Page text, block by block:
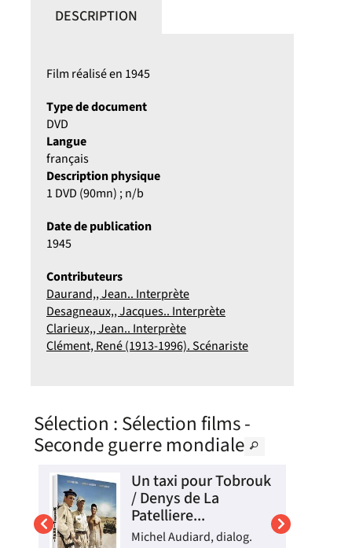
DESCRIPTION
Film réalisé en 1945
Type de document
DVD
Langue
français
Description physique
1 DVD (90mn) ; n/b
Date de publication
1945
Contributeurs
Daurand,, Jean.. Interprète
Desagneaux,, Jacques.. Interprète
Clarieux,, Jean.. Interprète
Clément, René (1913-1996). Scénariste
Sélection : Sélection films -
Seconde guerre mondiale
Un taxi pour Tobrouk
/ Denys de La
Patelliere...
Michel Audiard, dialog.